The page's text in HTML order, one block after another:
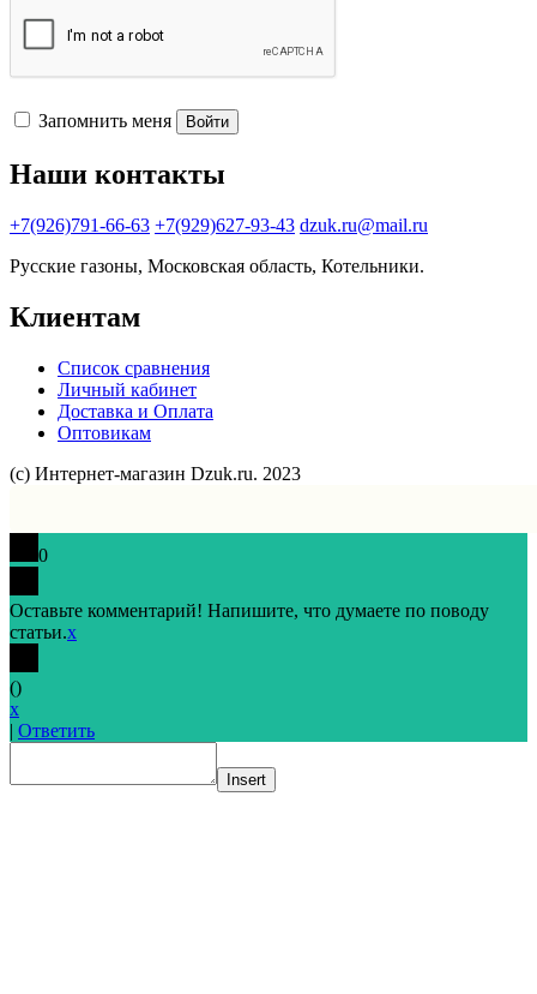
Запомнить меня Войти
Наши контакты
+7(926)791-66-63 +7(929)627-93-43 dzuk.ru@mail.ru
Русские газоны, Московская область, Котельники.
Клиентам
Список сравнения
Личный кабинет
Доставка и Оплата
Оптовикам
(с) Интернет-магазин Dzuk.ru. 2023
0
Оставьте комментарий! Напишите, что думаете по поводу
статьи.x
()
x
| Ответить
Insert